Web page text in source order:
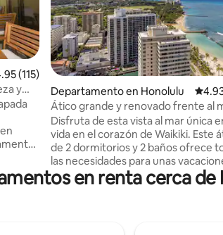
promedio: 4.95 de 5; 115
(115)
y
la
Departamento en Honolulu
Ático grande y renovado frente al
en Waikiki
Disfruta de esta vista al mar única
vida en el corazón de Waikiki. Este
de 2 dormitorios y 2 baños ofrece
las necesidades para unas
hawaianas perfectas, ¡incluido el
ESTACIONAMIENTO GRATUITO!
en renta cerca de